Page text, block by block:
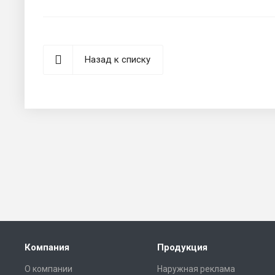
Назад к списку
Компания
О компании
Продукция
Наружная реклама